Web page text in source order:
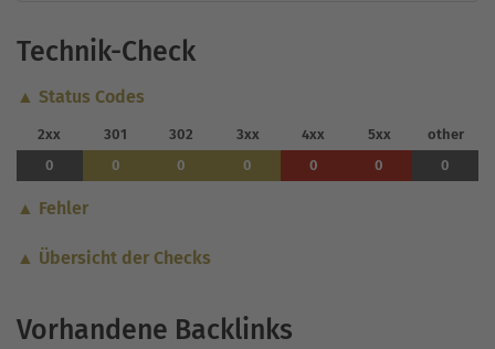
Technik-Check
▲ Status Codes
2xx 301 302 3xx 4xx 5xx
other
0
0 0 0 0 0 0
▲ Fehler
▲ Übersicht der Checks
Vorhandene Backlinks